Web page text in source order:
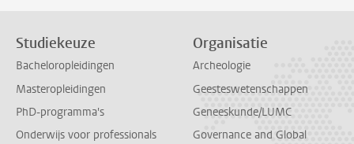
Studiekeuze
Bacheloropleidingen
Masteropleidingen
PhD-programma's
Onderwijs voor professionals
Organisatie
Archeologie
Geesteswetenschappen
Geneeskunde/LUMC
Governance and Global